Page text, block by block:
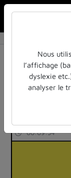
Résultats
Filtres actifs
Français
autres
00:09:34
Nous
l’affichage
dyslexie
analyser le